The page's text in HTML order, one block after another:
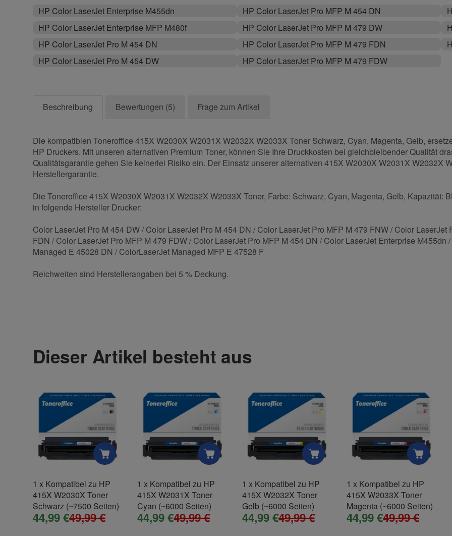
HP Color LaserJet Enterprise M455dn
HP Color LaserJet Enterprise MFP M480f
HP Color LaserJet Pro M 454 DN
HP Color LaserJet Pro M 454 DW
HP Color LaserJet Pro MFP M 454 DN
HP Color LaserJet Pro MFP M 479 DW
HP Color LaserJet Pro MFP M 479 FDN
HP Color LaserJet Pro MFP M 479 FDW
Beschreibung Bewertungen (5) Frage zum Artikel
Die kompatiblen Toneroffice 415X W2030X W2031X W2032X W2033X Toner Schwarz, Cyan, Magenta, Gelb,
HP Druckers. Mit unseren alternativen Premium Toner, können Sie Ihre Druckkosten bei gleichbleibender Qualität
Qualitätsgarantie gehen Sie keinerlei Risiko ein. Der Einsatz unserer alternativen 415X W2030X W2031X W2032X
Herstellergarantie.
Die Toneroffice 415X W2030X W2031X W2032X W2033X Toner, Farbe: Schwarz, Cyan, Magenta, Gelb, Kapazität:
in folgende Hersteller Drucker:
Color LaserJet Pro M 454 DW / Color LaserJet Pro M 454 DN / Color LaserJet Pro MFP M 479 FNW / Color
FDN / Color LaserJet Pro MFP M 479 FDW / Color LaserJet Pro MFP M 454 DN / Color LaserJet Enterprise
Managed E 45028 DN / ColorLaserJet Managed MFP E 47528 F
Reichweiten sind Herstellerangaben bei 5 % Deckung.
H. Müller., 03.11.2021
Alles Gut
Bis jetzt zufrieden. Von Bestellung bis Lieferung alles planmäßig. Wenn die Patronen sich auch im Druck so
bewähren, alles Gut.
Uwe L.., 15.11.2021
Kompatible Toner mit Original Chip
Karsten Treffin., 11.11.2022
Firma E-Mail
Telefon Mobiltelefon
Dieser Artikel besteht aus
1 x Kompatibel zu HP
415X W2030X Toner
Schwarz (~7500 Seiten)
44,99 €49,99 €
1 x Kompatibel zu HP
415X W2031X Toner
Cyan (~6000 Seiten)
44,99 €49,99 €
1 x Kompatibel zu HP
415X W2032X Toner
Gelb (~6000 Seiten)
44,99 €49,99 €
1 x Kompatibel zu HP
415X W2033X Toner
Magenta (~6000 Seiten)
44,99 €49,99 €